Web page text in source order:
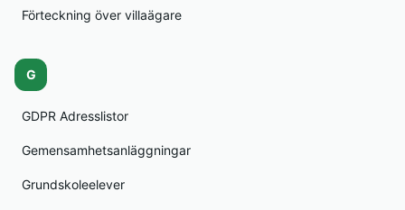
Förteckning över villaägare
G
GDPR Adresslistor
Gemensamhetsanläggningar
Grundskoleelever